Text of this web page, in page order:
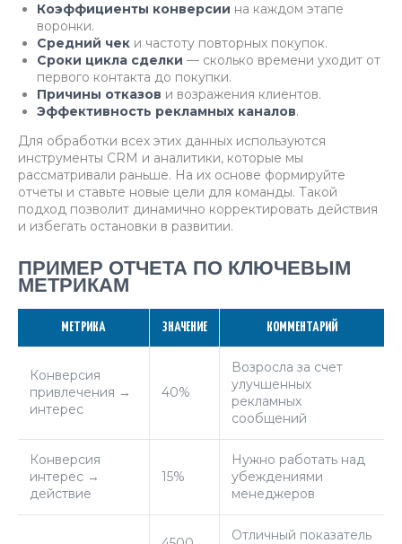
Коэффициенты конверсии на каждом этапе
воронки.
Средний чек и частоту повторных покупок.
Сроки цикла сделки — сколько времени уходит от
первого контакта до покупки.
Причины отказов и возражения клиентов.
Эффективность рекламных каналов.
Для обработки всех этих данных используются
инструменты CRM и аналитики, которые мы
рассматривали раньше. На их основе формируйте
отчеты и ставьте новые цели для команды. Такой
подход позволит динамично корректировать действия
и избегать остановки в развитии.
ПРИМЕР ОТЧЕТА ПО КЛЮЧЕВЫМ
МЕТРИКАМ
МЕТРИКА ЗНАЧЕНИЕ КОММЕНТАРИЙ
Конверсия
привлечения →
интерес
40%
Возросла за счет
улучшенных
рекламных
сообщений
Конверсия
интерес →
действие
15%
Нужно работать над
убеждениями
менеджеров
Отличный показатель